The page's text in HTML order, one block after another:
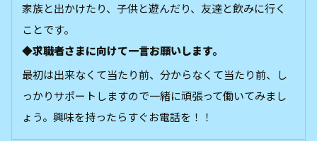
家族と出かけたり、子供と遊んだり、友達と飲みに行く
ことです。
◆求職者さまに向けて一言お願いします。
最初は出来なくて当たり前、分からなくて当たり前、し
っかりサポートしますので一緒に頑張って働いてみまし
ょう。興味を持ったらすぐお電話を！！